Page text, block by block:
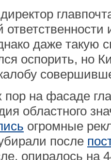
даже такую
оспорить, но
на фасаде
областного
огромные
после
опиралось на